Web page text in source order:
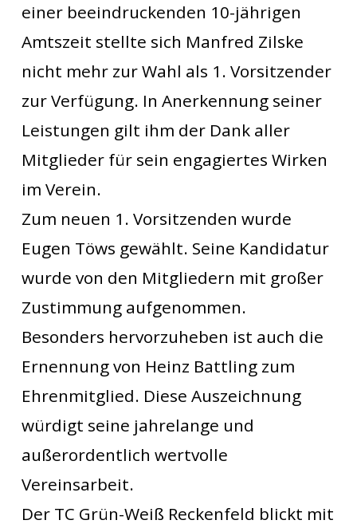
einer beeindruckenden 10-jährigen
Amtszeit stellte sich Manfred Zilske
nicht mehr zur Wahl als 1. Vorsitzender
zur Verfügung. In Anerkennung seiner
Leistungen gilt ihm der Dank aller
Mitglieder für sein engagiertes Wirken
im Verein.
Zum neuen 1. Vorsitzenden wurde
Eugen Töws gewählt. Seine Kandidatur
wurde von den Mitgliedern mit großer
Zustimmung aufgenommen.
Besonders hervorzuheben ist auch die
Ernennung von Heinz Battling zum
Ehrenmitglied. Diese Auszeichnung
würdigt seine jahrelange und
außerordentlich wertvolle
Vereinsarbeit.
Der TC Grün-Weiß Reckenfeld blickt mit